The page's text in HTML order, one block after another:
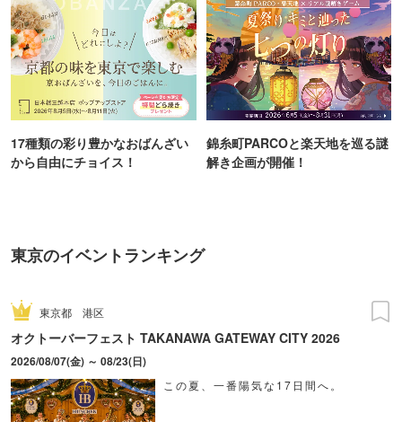
17種類の彩り豊かなおばんざい
から自由にチョイス！
錦糸町PARCOと楽天地を巡る謎
解き企画が開催！
東京のイベントランキング
東京都 港区
オクトーバーフェスト TAKANAWA GATEWAY CITY 2026
2026/08/07(金) ～ 08/23(日)
この夏、一番陽気な17日間へ。